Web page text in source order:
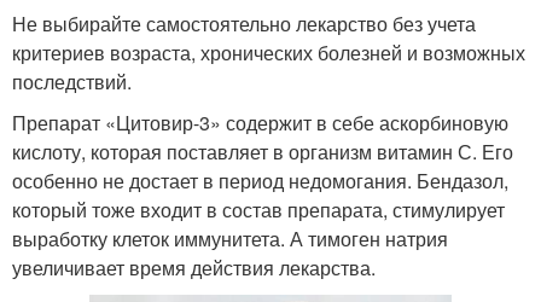
Не выбирайте самостоятельно лекарство без учета
критериев возраста, хронических болезней и возможных
последствий.
Препарат «Цитовир-3» содержит в себе аскорбиновую
кислоту, которая поставляет в организм витамин С. Его
особенно не достает в период недомогания. Бендазол,
который тоже входит в состав препарата, стимулирует
выработку клеток иммунитета. А тимоген натрия
увеличивает время действия лекарства.